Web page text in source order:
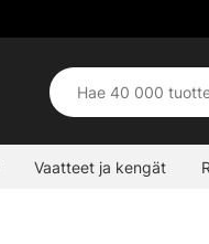
Vaatteet ja kengät